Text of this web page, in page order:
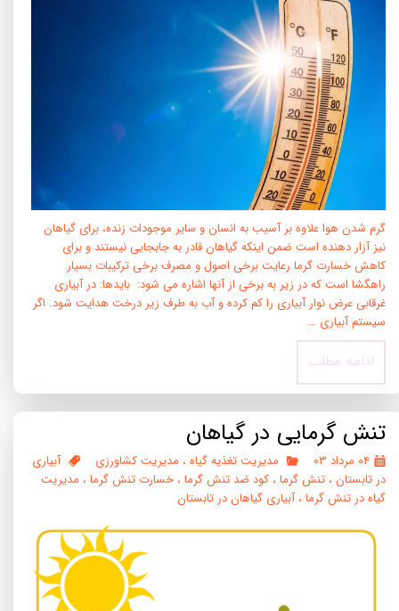
گرم شدن هوا علاوه بر آسیب به انسان و سایر موجودات زنده، برای گیاهان
نیز آزار دهنده است ضمن اینکه گیاهان قادر به جابجایی نیستند و برای
کاهش خسارت گرما رعایت برخی اصول و مصرف برخی ترکیبات بسیار
راهگشا است که در زیر به برخی از آنها اشاره می شود: بایدها: در آبیاری
غرقابی عرض نوار آبیاری را کم کرده و آب به طرف زیر درخت هدایت شود. اگر
سیستم آبیاری …
ادامه مطلب
تنش گرمایی در گیاهان
۰۴ مرداد ۰۳ مدیریت تغذیه گیاه ، مدیریت کشاورزی
آبیاری
در تابستان ، تنش گرما ، کود ضد تنش گرما ، خسارت تنش گرما ، مدیریت
گیاه در تنش گرما ،آبیاری گیاهان در تابستان